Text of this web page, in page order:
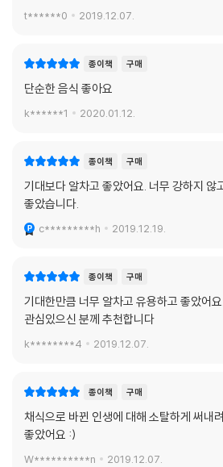
t******0 2019.12.07.
종이책 구매
단순한 음식 좋아요
k******1 2020.01.12.
종이책 구매
기대보다 알차고 좋았어요. 너무 강하지 않
좋았습니다.
c*********h 2019.12.19.
종이책 구매
기대한만큼 너무 알차고 유용하고 좋았어
관심있으신 분께 추천합니다
k********4 2019.12.07.
종이책 구매
채식으로 바뀐 인생에 대해 소탈하게 써내
좋았어요 :)
W**********n 2019.12.07.